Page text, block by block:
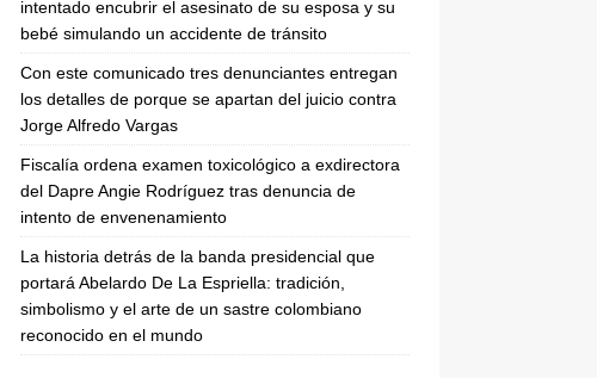
intentado encubrir el asesinato de su esposa y su
bebé simulando un accidente de tránsito
Con este comunicado tres denunciantes entregan
los detalles de porque se apartan del juicio contra
Jorge Alfredo Vargas
Fiscalía ordena examen toxicológico a exdirectora
del Dapre Angie Rodríguez tras denuncia de
intento de envenenamiento
La historia detrás de la banda presidencial que
portará Abelardo De La Espriella: tradición,
simbolismo y el arte de un sastre colombiano
reconocido en el mundo